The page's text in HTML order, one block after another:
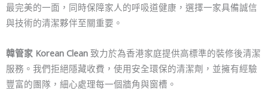
最完美的一面，同時保障家人的呼吸道健康，選擇一家具備誠信
與技術的清潔夥伴至關重要。
韓管家 Korean Clean 致力於為香港家庭提供高標準的裝修後清潔
服務。我們拒絕隱藏收費，使用安全環保的清潔劑，並擁有經驗
豐富的團隊，細心處理每一個牆角與窗槽。